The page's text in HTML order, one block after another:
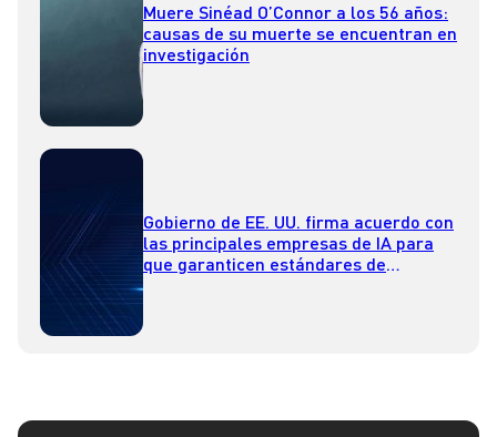
Muere Sinéad O’Connor a los 56 años:
causas de su muerte se encuentran en
investigación
Gobierno de EE. UU. firma acuerdo con
las principales empresas de IA para
que garanticen estándares de